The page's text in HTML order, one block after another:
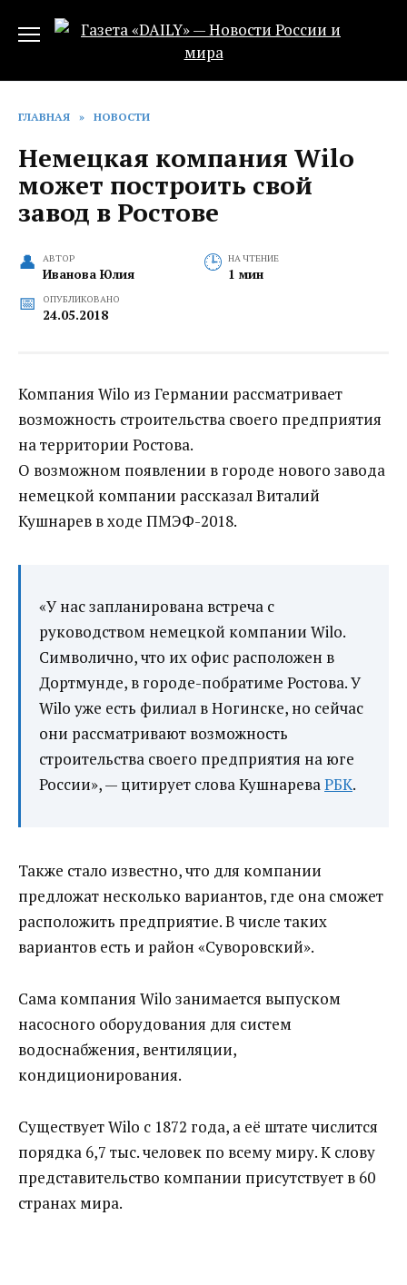
ГЛАВНАЯ » НОВОСТИ
Немецкая компания Wilo
может построить свой
завод в Ростове‍
АВТОР
Иванова Юлия
НА ЧТЕНИЕ
1 мин
ОПУБЛИКОВАНО
24.05.2018
Компания Wilo из Германии рассматривает
возможность строительства своего предприятия
на территории Ростова.
О возможном появлении в городе нового завода
немецкой компании рассказал Виталий
Кушнарев в ходе ПМЭФ-2018.
«У нас запланирована встреча с
руководством немецкой компании Wilo.
Символично, что их офис расположен в
Дортмунде, в городе-побратиме Ростова. У
Wilo уже есть филиал в Ногинске, но сейчас
они рассматривают возможность
строительства своего предприятия на юге
России», — цитирует слова КушнареваРБК.
Также стало известно, что для компании
предложат несколько вариантов, где она сможет
расположить предприятие. В числе таких
вариантов есть и район «Суворовский».
Сама компания Wilo занимается выпуском
насосного оборудования для систем
водоснабжения, вентиляции,
кондиционирования.
Существует Wilo с 1872 года, а её штате числится
порядка 6,7 тыс. человек по всему миру. К слову
представительство компании присутствует в 60
странах мира.